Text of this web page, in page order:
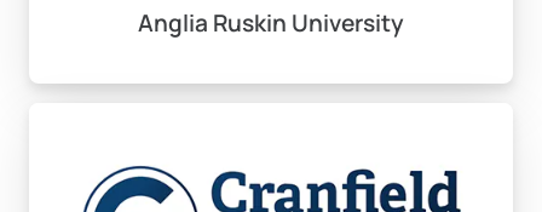
müfredat içerikleriyle şekillenmektedir. Bu da hangi
bir faktördür.
Başvuru Koşulları ve
Anglia Ruskin University